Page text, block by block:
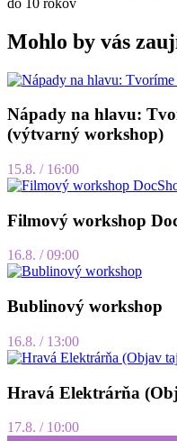
Mohlo by vás
Nápady na hlavu:
(výtvarný workshop)
15.8. / 16:00
Filmový workshop
16.8. / 09:00
Bublinový workshop
16.8. / 13:00
Hravá Elektrárňa
17.8. / 10:00